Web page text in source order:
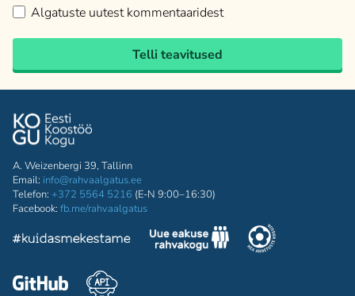
Algatuste uutest kommentaaridest
Telli teavitused
A. Weizenbergi 39, Tallinn
Email: info@rahvaalgatus.ee
Telefon: +372 5564 5216 (E-N 9:00–16:30)
Facebook: fb.me/rahvaalgatus